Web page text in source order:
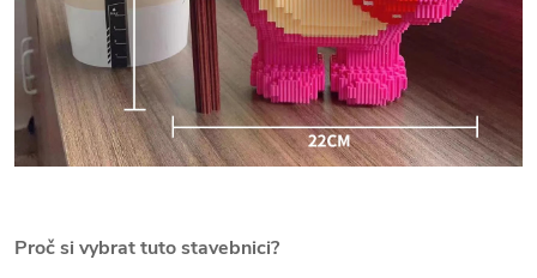
Proč si vybrat tuto stavebnici?